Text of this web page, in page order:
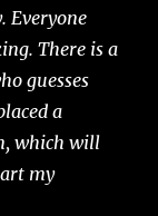
Everyone
There is a
guesses
a
which will
my